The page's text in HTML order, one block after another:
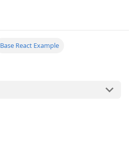
Base React Example